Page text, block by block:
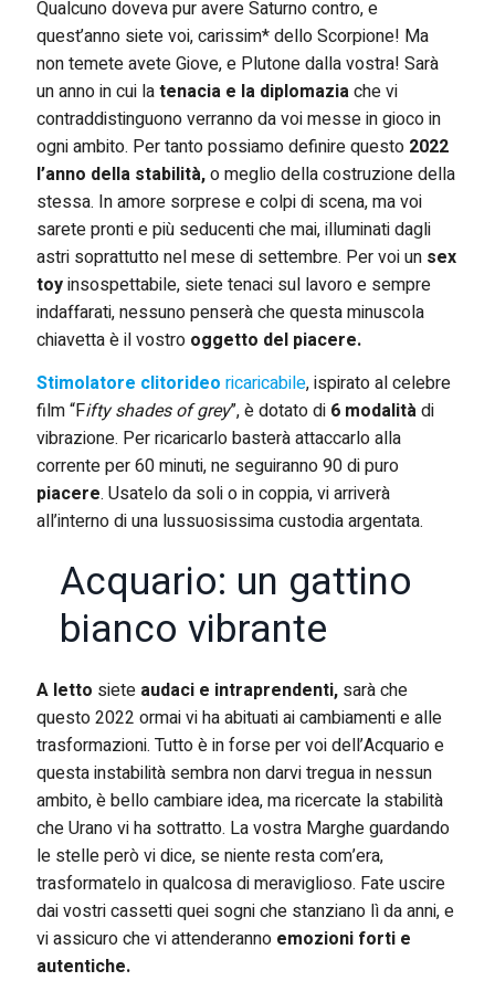
Qualcuno doveva pur avere Saturno contro, e
quest’anno siete voi, carissim* dello Scorpione! Ma
non temete avete Giove, e Plutone dalla vostra! Sarà
un anno in cui latenacia e la diplomaziache vi
contraddistinguono verranno da voi messe in gioco in
ogni ambito. Per tanto possiamo definire questo 2022
l’anno della stabilità,o meglio della costruzione della
stessa. In amore sorprese e colpi di scena, ma voi
sarete pronti e più seducenti che mai, illuminati dagli
astri soprattutto nel mese di settembre. Per voi un sex
toyinsospettabile, siete tenaci sul lavoro e sempre
indaffarati, nessuno penserà che questa minuscola
chiavetta è il vostro oggetto del piacere.
Stimolatore clitorideo ricaricabile, ispirato al celebre
film “Fifty shades of grey”, è dotato di 6 modalitàdi
vibrazione. Per ricaricarlo basterà attaccarlo alla
corrente per 60 minuti, ne seguiranno 90 di puro
piacere. Usatelo da soli o in coppia, vi arriverà
all’interno di una lussuosissima custodia argentata.
Acquario: un gattino
bianco vibrante
A letto siete audaci e intraprendenti,sarà che
questo 2022 ormai vi ha abituati ai cambiamenti e alle
trasformazioni. Tutto è in forse per voi dell’Acquario e
questa instabilità sembra non darvi tregua in nessun
ambito, è bello cambiare idea, ma ricercate la stabilità
che Urano vi ha sottratto. La vostra Marghe guardando
le stelle però vi dice, se niente resta com’era,
trasformatelo in qualcosa di meraviglioso. Fate uscire
dai vostri cassetti quei sogni che stanziano lì da anni, e
vi assicuro che vi attenderanno emozioni forti e
autentiche.